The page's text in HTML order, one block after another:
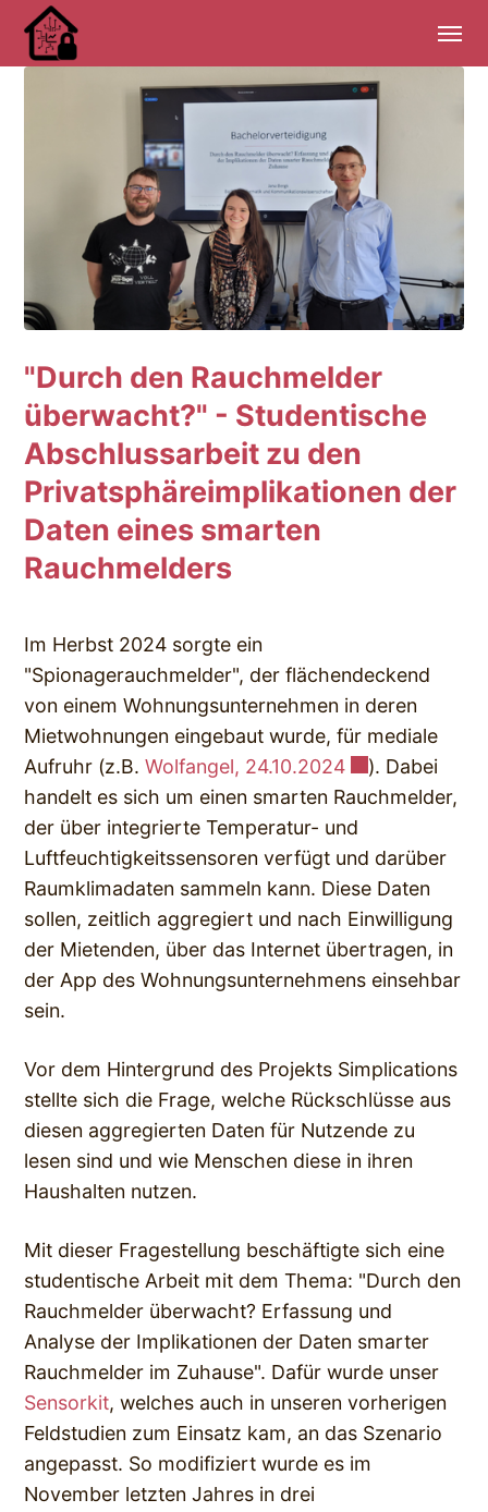
"Durch den Rauchmelder
überwacht?" - Studentische
Abschlussarbeit zu den
Privatsphäreimplikationen der
Daten eines smarten
Rauchmelders
Im Herbst 2024 sorgte ein
"Spionagerauchmelder", der flächendeckend
von einem Wohnungsunternehmen in deren
Mietwohnungen eingebaut wurde, für mediale
Aufruhr (z.B. Wolfangel, 24.10.2024
). Dabei
handelt es sich um einen smarten Rauchmelder,
der über integrierte Temperatur- und
Luftfeuchtigkeitssensoren verfügt und darüber
Raumklimadaten sammeln kann. Diese Daten
sollen, zeitlich aggregiert und nach Einwilligung
der Mietenden, über das Internet übertragen, in
der App des Wohnungsunternehmens einsehbar
sein.
Vor dem Hintergrund des Projekts Simplications
stellte sich die Frage, welche Rückschlüsse aus
diesen aggregierten Daten für Nutzende zu
lesen sind und wie Menschen diese in ihren
Haushalten nutzen.
Mit dieser Fragestellung beschäftigte sich eine
studentische Arbeit mit dem Thema: "Durch den
Rauchmelder überwacht? Erfassung und
Analyse der Implikationen der Daten smarter
Rauchmelder im Zuhause". Dafür wurde unser
Sensorkit, welches auch in unseren vorherigen
Feldstudien zum Einsatz kam, an das Szenario
angepasst. So modifiziert wurde es im
November letzten Jahres in drei